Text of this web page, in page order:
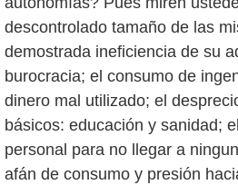
descontrolado tamaño de las
demostrada ineficiencia de su
burocracia; el consumo de
dinero mal utilizado; el
básicos: educación y sanidad;
personal para no llegar a
afán de consumo y presión